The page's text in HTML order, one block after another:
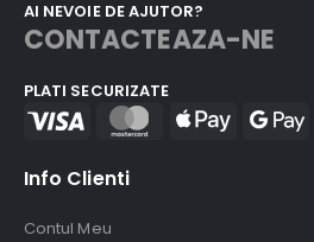
AI NEVOIE DE AJUTOR?
CONTACTEAZA-NE
PLATI SECURIZATE
Info Clienti
Contul Meu